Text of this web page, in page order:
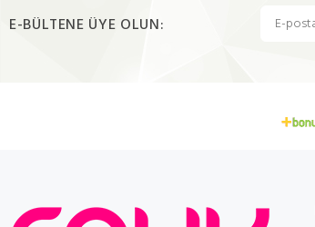
E-BÜLTENE ÜYE OLUN: